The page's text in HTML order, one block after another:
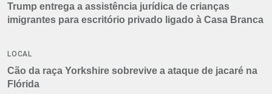
Trump entrega a assistência jurídica de crianças
imigrantes para escritório privado ligado à Casa Branca
LOCAL
Cão da raça Yorkshire sobrevive a ataque de jacaré na
Flórida